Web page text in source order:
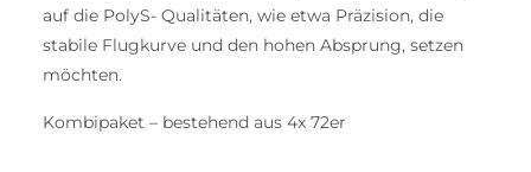
auf die PolyS- Qualitäten, wie etwa Präzision, die
stabile Flugkurve und den hohen Absprung, setzen
möchten.
Kombipaket – bestehend aus 4x 72er